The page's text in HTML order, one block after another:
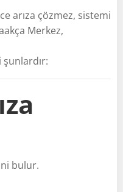
arıza çözmez, sistemi
Merkez,
bulur.